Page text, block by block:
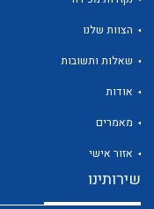
הצוות שלנו
שאלות ותשובות
אודות
מאמרים
אזור אישי
שירותינו